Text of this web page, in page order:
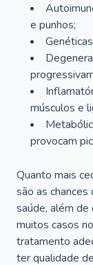
e punhos;
músculos e
provocam
Quanto mais
são as
saúde, além de
muitos casos
tratamento
ter qualidade